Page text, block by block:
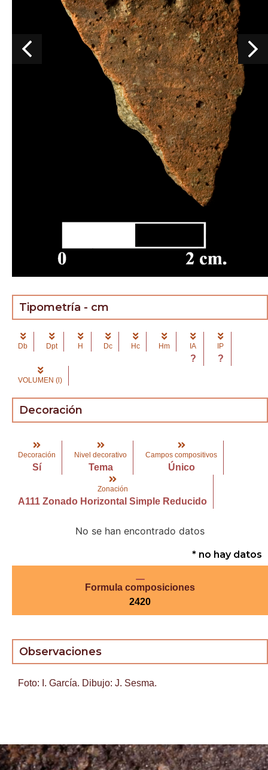
Tipometría - cm
Db Dpt H Dc Hc Hm IA
?
IP
?
VOLUMEN (l)
Decoración
Decoración
Sí
Nivel decorativo
Tema
Campos compositivos
Único
Zonación
A111 Zonado Horizontal Simple Reducido
No se han encontrado datos
* no hay datos
Formula composiciones
2420
Observaciones
Foto: I. García. Dibujo: J. Sesma.